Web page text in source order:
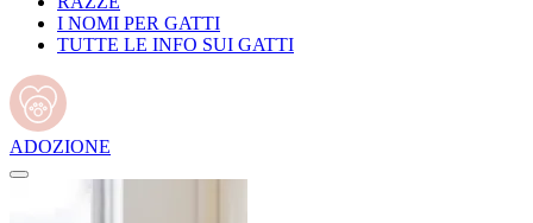
I NOMI PER GATTI
TUTTE LE INFO SUI GATTI
ADOZIONE